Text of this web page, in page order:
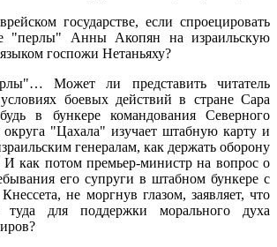
государстве, если спроецировать
"перлы" Анны Акопян на израильскую
госпожи Нетаньяху?
Может ли представить читатель
боевых действий в стране Сара
в бункере командования Северного
округа "Цахала" изучает штабную карту и
генералам, как держать оборону
И как потом премьер-министр на вопрос о
его супруги в штабном бункере с
не моргнув глазом, заявляет, что
для поддержки морального духа